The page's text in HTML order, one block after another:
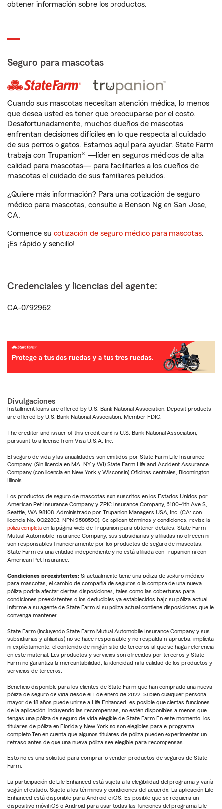
obtener información sobre los productos.
Seguro para mascotas
Cuando sus mascotas necesitan atención médica, lo menos
que desea usted es tener que preocuparse por el costo.
Desafortunadamente, muchos dueños de mascotas
enfrentan decisiones difíciles en lo que respecta al cuidado
de sus perros o gatos. Estamos aquí para ayudar. State Farm
trabaja con Trupanion® —líder en seguros médicos de alta
calidad para mascotas— para facilitarles a los dueños de
mascotas el cuidado de sus familiares peludos.
¿Quiere más información? Para una cotización de seguro
médico para mascotas, consulte a Benson Ng en San Jose,
CA.
Comience su cotización de seguro médico para mascotas.
¡Es rápido y sencillo!
Credenciales y licencias del agente:
CA-0792962
Divulgaciones
Installment loans are offered by U.S. Bank National Association. Deposit products
are offered by U.S. Bank National Association. Member FDIC.
The creditor and issuer of this credit card is U.S. Bank National Association,
pursuant to a license from Visa U.S.A. Inc.
El seguro de vida y las anualidades son emitidos por State Farm Life Insurance
Company. (Sin licencia en MA, NY y WI) State Farm Life and Accident Assurance
Company (con licencia en New York y Wisconsin) Oficinas centrales, Bloomington,
Illinois.
Los productos de seguro de mascotas son suscritos en los Estados Unidos por
American Pet Insurance Company y ZPIC Insurance Company, 6100-4th Ave S,
Seattle, WA 98108. Administrado por Trupanion Managers USA, Inc. (CA: con
licencia No. 0G22803, NPN 9588590). Se aplican términos y condiciones, revise la
póliza completa en la página web de Trupanion para obtener detalles. State Farm
Mutual Automobile Insurance Company, sus subsidiarias y afiliadas no ofrecen ni
son responsables financieramente por los productos de seguro de mascotas.
State Farm es una entidad independiente y no está afiliada con Trupanion ni con
American Pet Insurance.
Condiciones preexistentes: Si actualmente tiene una póliza de seguro médico
para mascotas, el cambio de compañía de seguros o la compra de una nueva
póliza podría afectar ciertas disposiciones, tales como las coberturas para
condiciones preexistentes o los deducibles ya establecidos bajo su póliza actual.
Informe a su agente de State Farm si su póliza actual contiene disposiciones que le
convenga mantener.
State Farm (incluyendo State Farm Mutual Automobile Insurance Company y sus
subsidiarias y afiliadas) no se hace responsable y no respalda ni aprueba, implícita
ni explícitamente, el contenido de ningún sitio de terceros al que se haga referencia
en este material. Los productos y servicios son ofrecidos por terceros y State
Farm no garantiza la mercantabilidad, la idoneidad ni la calidad de los productos y
servicios de terceros.
Beneficio disponible para los clientes de State Farm que han comprado una nueva
póliza de seguro de vida desde el 1 de enero de 2022. Si bien cualquier persona
mayor de 18 años puede unirse a Life Enhanced, es posible que ciertas funciones
de la aplicación, incluyendo las recompensas, no estén disponibles a menos que
tengas una póliza de seguro de vida elegible de State Farm.En este momento, los
titulares de póliza en Florida y New York no son elegibles para el programa
completo.Ten en cuenta que algunos titulares de póliza pueden experimentar un
retraso antes de que una nueva póliza sea elegible para recompensas.
Esto no es una solicitud para comprar o vender productos de seguros de State
Farm.
La participación de Life Enhanced está sujeta a la elegibilidad del programa y varía
según el estado. Sujeto a los términos y condiciones del acuerdo. La aplicación Life
Enhanced está disponible para Android e iOS. Es posible que se requiera un
dispositivo móvil iOS o Android para usar todas las funciones del programa Life